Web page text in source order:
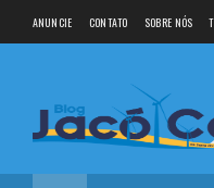
ANUNCIE CONTATO SOBRE NÓS